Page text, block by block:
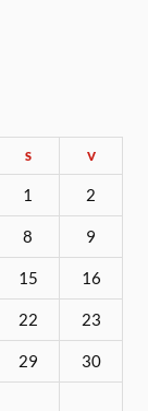
S V
1 2
8 9
15 16
22 23
29 30